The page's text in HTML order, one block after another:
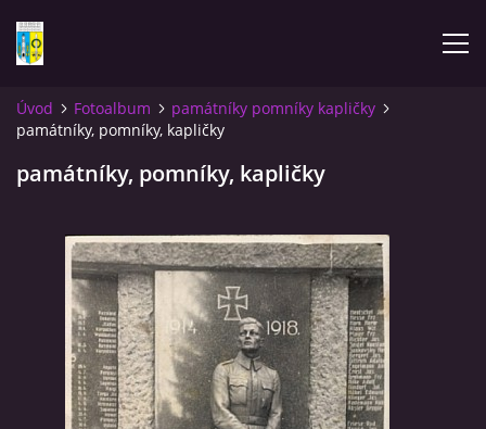
ÚVOD
FOTOALBUM
KOMENTÁŘE
KONTAKT
Úvod Fotoalbum
památníky pomníky kapličky
památníky, pomníky, kapličky
památníky, pomníky, kapličky